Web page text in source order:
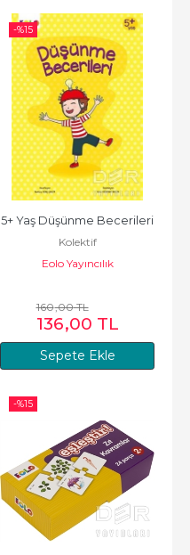
-%15
Sepete Ekle
5+ Yaş Düşünme Becerileri
Kolektif
Eolo Yayıncılık
160,00TL
136,00 TL
-%15